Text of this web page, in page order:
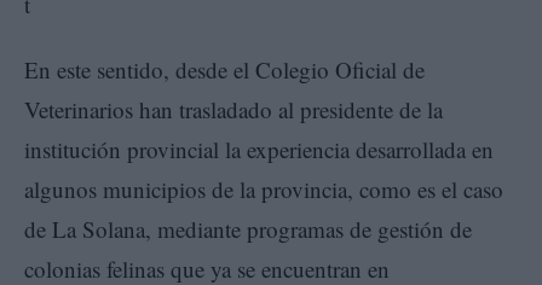
En este sentido, desde el Colegio Oficial de
Veterinarios han trasladado al presidente de la
institución provincial la experiencia desarrollada en
algunos municipios de la provincia, como es el caso
de La Solana, mediante programas de gestión de
colonias felinas que ya se encuentran en